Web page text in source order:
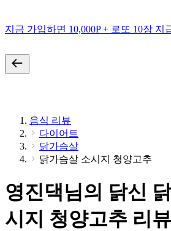
지금 가입하면 10,000P + 로또 10장 지
음식 리뷰
다이어트
닭가슴살
닭가슴살 소시지 청양고추
영진댁님의 닭신
시지 청양고추 리뷰